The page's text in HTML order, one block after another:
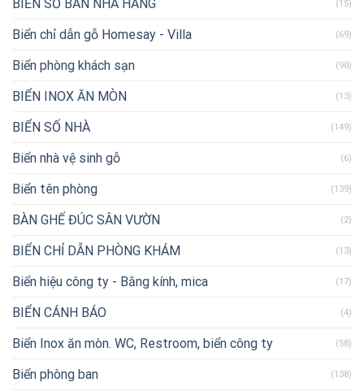
BIỂN SỐ BÀN NHÀ HÀNG (15)
Biển chỉ dẫn gỗ Homesay - Villa (69)
Biển phòng khách sạn (90)
BIỂN INOX ĂN MÒN (13)
BIỂN SỐ NHÀ (149)
Biển nhà vệ sinh gỗ (6)
Biển tên phòng (139)
BÀN GHẾ ĐÚC SÂN VƯỜN (2)
BIỂN CHỈ DẪN PHÒNG KHÁM (13)
Biển hiệu công ty - Bằng kính, mica (17)
BIỂN CÁNH BÁO (4)
Biển Inox ăn mòn. WC, Restroom, biển công ty (58)
Biển phòng ban (138)